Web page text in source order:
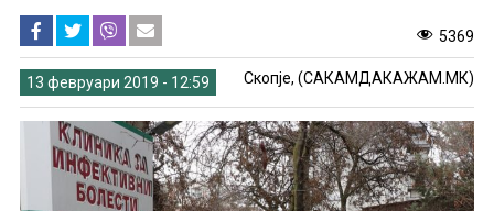
5369
13 февруари 2019 - 12:59 Скопје, (САКАМДАКАЖАМ.МК)